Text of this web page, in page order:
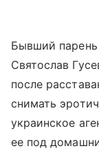
Бывший парень
Святослав
после
снимать
украинское
ее под